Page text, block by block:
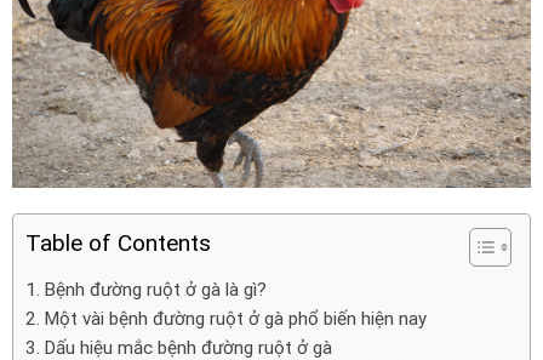
Table of Contents
Bệnh đường ruột ở gà là gì?
Một vài bệnh đường ruột ở gà phổ biến hiện nay
Dấu hiệu mắc bệnh đường ruột ở gà